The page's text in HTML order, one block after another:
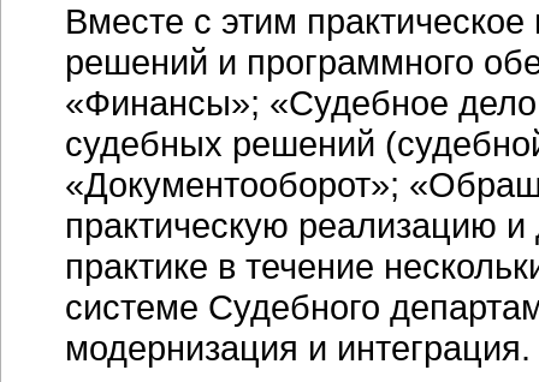
Вместе с этим практическое
решений и программного
«Финансы»; «Судебное
судебных решений
«Документооборот»;
практическую реализацию
практике в течение
системе Судебного
модернизация и интеграция.